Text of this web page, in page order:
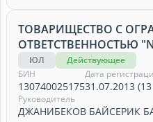
ТОВАРИЩЕСТВО С
ОТВЕТСТВЕННОСТЬЮ
ЮЛ
Действующее
БИН
130740025175
Дата
31.07.2013
Руководитель
ДЖАНИБЕКОВ БАЙСЕРИК